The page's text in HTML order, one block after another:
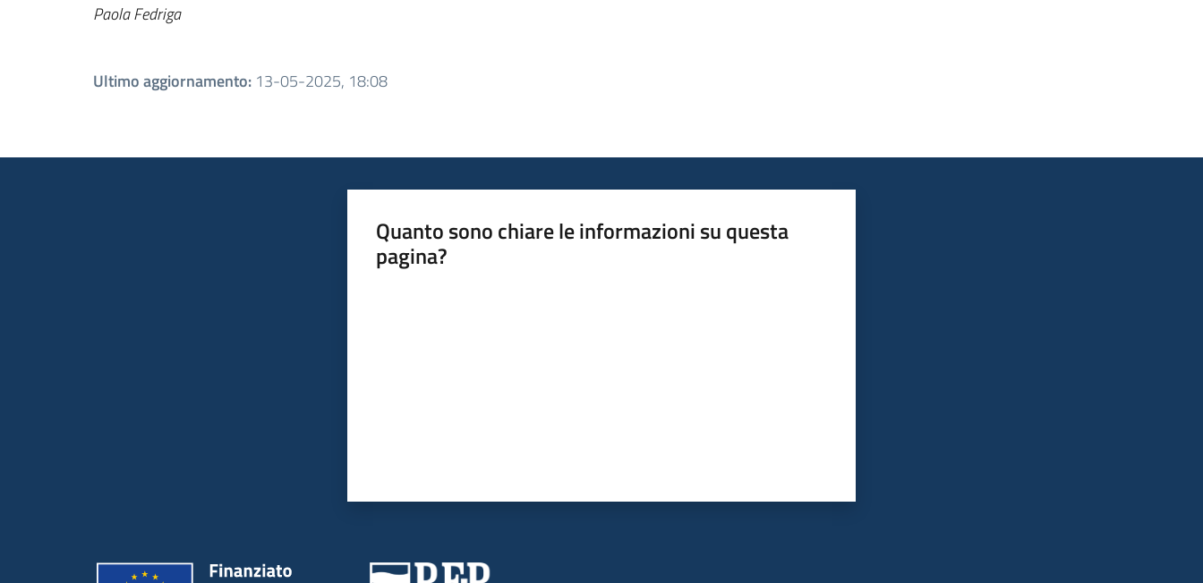
Paola Fedriga
Ultimo aggiornamento: 13-05-2025, 18:08
Quanto sono chiare le informazioni su questa
pagina?